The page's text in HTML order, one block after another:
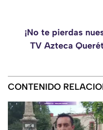
¡No te pierdas
TV Azteca
CONTENIDO